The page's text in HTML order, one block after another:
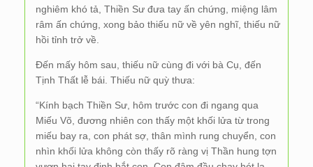
nghiêm khó tả, Thiền Sư đưa tay ấn chứng, miệng lâm
râm ấn chứng, xong bảo thiếu nữ về yên nghĩ, thiếu nữ
hồi tỉnh trở về.
Đến mấy hôm sau, thiếu nữ cùng đi với bà Cụ, đến
Tịnh Thất lễ bái. Thiếu nữ quỳ thưa:
“Kính bạch Thiền Sư, hôm trước con đi ngang qua
Miếu Võ, đương nhiên con thấy một khối lửa từ trong
miếu bay ra, con phát sợ, thân mình rung chuyển, con
nhìn khối lửa không còn thấy rõ ràng vị Thần hung tợn